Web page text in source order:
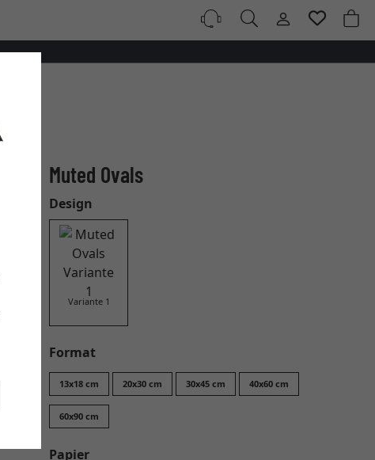
Muted Ovals
Design
Variante 1
Format
13x18 cm 20x30 cm 30x45 cm 40x60 cm
60x90 cm
Papier